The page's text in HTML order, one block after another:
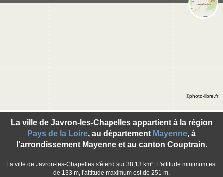
La ville de Javron-les-Chapelles appartient à la région
Pays de la Loire, au département Mayenne, à
l'arrondissement Mayenne et au canton Couptrain.
La ville de Javron-les-Chapelles s'étend sur 38,13 km². L'altitude minimum est
de 133 m, l'altitude maximum est de 251 m.
©photo-libre.fr